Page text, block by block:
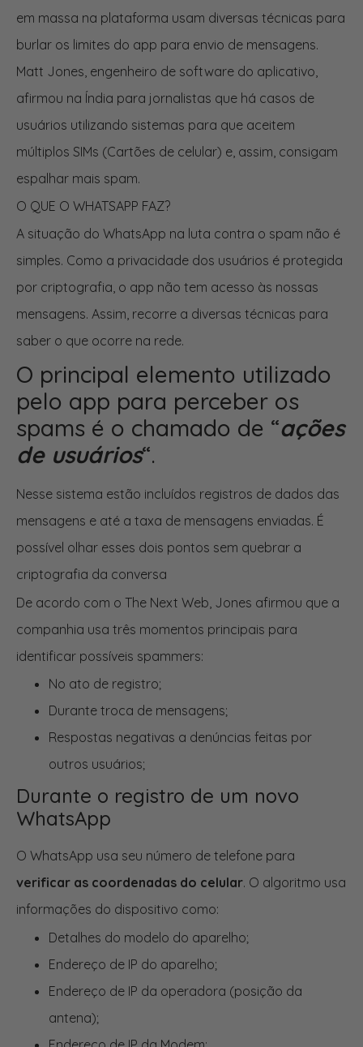
em massa na plataforma usam diversas técnicas para
burlar os limites do app para envio de mensagens.
Matt Jones, engenheiro de software do aplicativo,
afirmou na Índia para jornalistas que há casos de
usuários utilizando sistemas para que aceitem
múltiplos SIMs (Cartões de celular) e, assim, consigam
espalhar mais spam.
O QUE O WHATSAPP FAZ?
A situação do WhatsApp na luta contra o spam não é
simples. Como a privacidade dos usuários é protegida
por criptografia, o app não tem acesso às nossas
mensagens. Assim, recorre a diversas técnicas para
saber o que ocorre na rede.
O principal elemento utilizado
pelo app para perceber os
spams é o chamado de “ações
de usuários“.
Nesse sistema estão incluídos registros de dados das
mensagens e até a taxa de mensagens enviadas. É
possível olhar esses dois pontos sem quebrar a
criptografia da conversa
De acordo com o The Next Web, Jones afirmou que a
companhia usa três momentos principais para
identificar possíveis spammers:
No ato de registro;
Durante troca de mensagens;
Respostas negativas a denúncias feitas por
outros usuários;
Durante o registro de um novo
WhatsApp
O WhatsApp usa seu número de telefone para
verificar as coordenadas do celular. O algoritmo usa
informações do dispositivo como:
Detalhes do modelo do aparelho;
Endereço de IP do aparelho;
Endereço de IP da operadora (posição da
antena);